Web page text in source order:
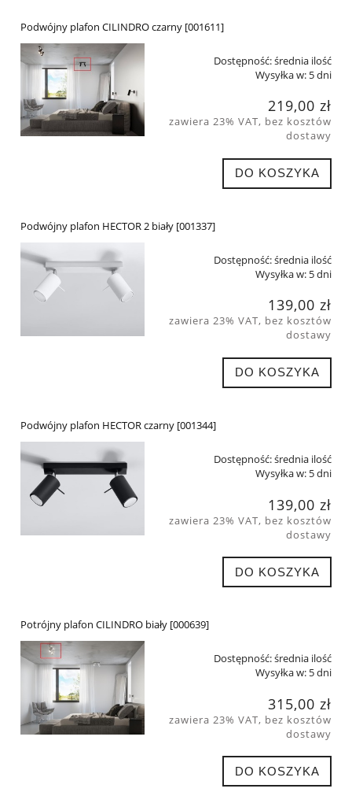
Podwójny plafon CILINDRO czarny [001611]
Dostępność:średnia ilość
Wysyłka w: 5 dni
219,00 zł
zawiera 23% VAT, bez kosztów
dostawy
DO KOSZYKA
Podwójny plafon HECTOR 2 biały [001337]
Dostępność:średnia ilość
Wysyłka w: 5 dni
139,00 zł
zawiera 23% VAT, bez kosztów
dostawy
DO KOSZYKA
Podwójny plafon HECTOR czarny [001344]
Dostępność:średnia ilość
Wysyłka w: 5 dni
139,00 zł
zawiera 23% VAT, bez kosztów
dostawy
DO KOSZYKA
Potrójny plafon CILINDRO biały [000639]
Dostępność:średnia ilość
Wysyłka w: 5 dni
315,00 zł
zawiera 23% VAT, bez kosztów
dostawy
DO KOSZYKA